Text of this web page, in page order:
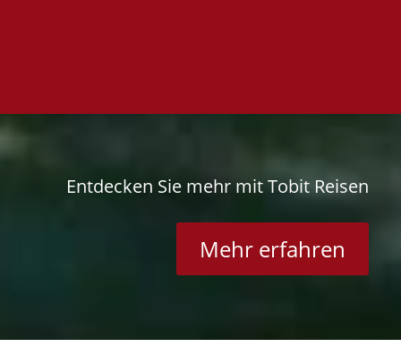
Entdecken Sie mehr mit Tobit Reisen
Mehr erfahren